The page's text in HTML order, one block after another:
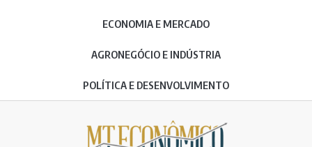
ECONOMIA E MERCADO
AGRONEGÓCIO E INDÚSTRIA
POLÍTICA E DESENVOLVIMENTO